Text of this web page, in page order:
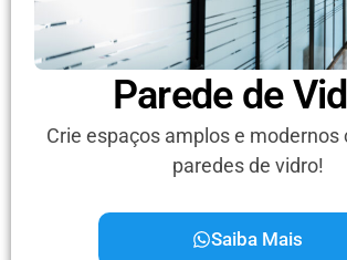
Parede de
Crie espaços amplos e modernos
paredes de vidro!
Saiba Mais